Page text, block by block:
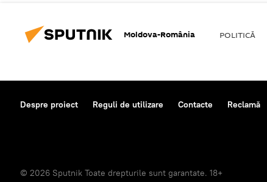
Moldova-România POLITICĂ
Despre proiect Reguli de utilizare Contacte Reclamă
© 2026 Sputnik Toate drepturile sunt garantate. 18+